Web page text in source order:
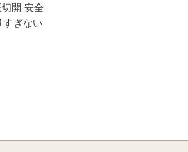
開 安全
すぎない